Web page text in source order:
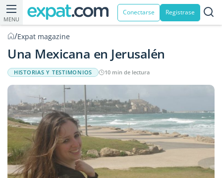
MENU
Conectarse Registrase
/Expat magazine
Una Mexicana en Jerusalén
HISTORIAS Y TESTIMONIOS 10 min de lectura